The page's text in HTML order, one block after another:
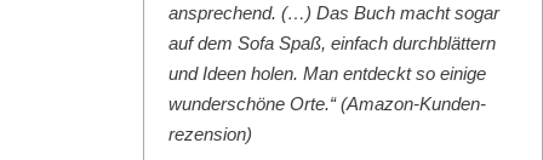
ansprechend. (…) Das Buch macht sog­ar
auf dem Sofa Spaß, ein­fach durch­blät­tern
und Ideen holen. Man ent­deckt so einige
wun­der­schöne Orte.“ (Ama­zon-Kun­den­
rezen­sion)